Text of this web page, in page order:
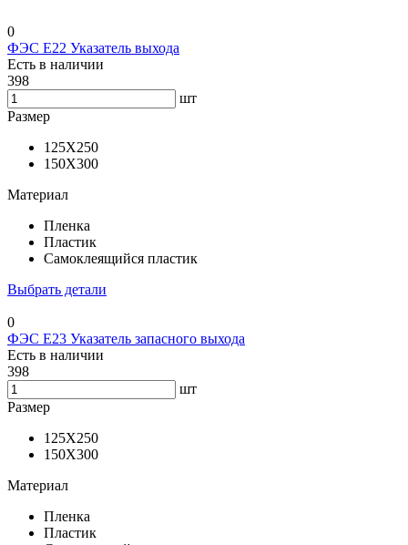
0
ФЭС E22 Указатель выхода
Есть в наличии
398
шт
Размер
125X250
150Х300
Материал
Пленка
Пластик
Самоклеящийся пластик
Выбрать детали
0
ФЭС E23 Указатель запасного выхода
Есть в наличии
398
шт
Размер
125X250
150Х300
Материал
Пленка
Пластик